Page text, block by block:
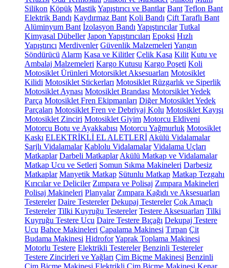
Silikon Köpük MastikYapıştırıcı ve Bantlar Bant Teflon Bant
Elektrik Bandı Kaydırmaz Bant Koli Bandı Çift Taraflı Bant
Alüminyum Bant İzolasyon Bandı Yapıştırıcılar Tutkal
Kimyasal Dübeller Japon Yapıştırıcıları Epoksi Hızlı
Yapıştırıcı Merdivenler Güvenlik Malzemeleri Yangın
Söndürücü Alarm Kasa ve Kilitler Çelik Kasa Kilit Kutu ve
Ambalaj Malzemeleri Kargo Kutusu Kargo Poşeti Koli
Motosiklet Ürünleri Motorsiklet Aksesuarları Motosiklet
Kilidi Motosiklet Stickerları Motosiklet Rüzgarlık ve Siperlik
Motosiklet Aynası Motosiklet Brandası Motorsiklet Yedek
Parça Motosiklet Fren Ekipmanları Diğer Motosiklet Yedek
Parçaları Motosiklet Fren ve Debriyaj Kolu Motosiklet Kayışı
Motosiklet Zinciri Motosiklet Giyim Motorcu Eldiveni
Motorcu Botu ve Ayakkabısı Motorcu Yağmurluk Motosiklet
Kaskı ELEKTRİKLİ EL ALETLERİ Akülü Vidalamalar
Şarjlı Vidalamalar Kablolu Vidalamalar Vidalama Uçları
Matkaplar Darbeli Matkaplar Akülü Matkap ve Vidalamalar
Matkap Ucu ve Setleri Somun Sıkma Makineleri Darbesiz
Matkaplar Manyetik Matkap Sütunlu Matkap Matkap Tezgahı
Kırıcılar ve Deliciler Zımpara ve Polisaj Zımpara Makineleri
Polisaj Makineleri Planyalar Zımpara Kağıdı ve Aksesuarları
Testereler Daire Testereler Dekupaj Testereler Çok Amaçlı
Testereler Tilki Kuyruğu Testereler Testere Aksesuarları Tilki
Kuyruğu Testere Ucu Daire Testere Bıçağı Dekupaj Testere
Ucu Bahçe Makineleri Çapalama Makinesi Tırpan Çit
Budama Makinesi HidroforYaprak Toplama Makinesi
Motorlu Testere Elektrikli Testereler Benzinli Testereler
Testere Zincirleri ve Yağları Çim Biçme Makinesi Benzinli
Çim Biçme Makinesi Elektrikli Çim Biçme Makinesi Kenar